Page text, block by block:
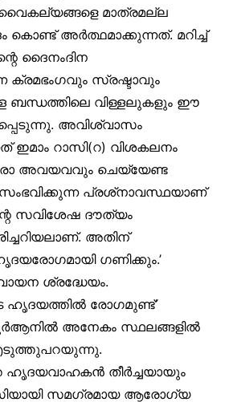
വൈകല്യങ്ങളെ മാത്രമല്ല
അർത്ഥമാക്കുന്നത്. മറിച്ച്
ദൈനംദിന
ക്രമഭംഗവും സ്രഷ്ടാവും
ബന്ധത്തിലെ വിള്ളലുകളും ഈ
അവിശ്വാസം
റാസി(റ) വിശകലനം
അവയവവും ചെയ്യേണ്ട
പ്രശ്‌നാവസ്ഥയാണ്
സവിശേഷ ദൗത്യം
അതിന്
ഗണിക്കും.’
ശ്രദ്ധേയം.
ഹൃദയത്തിൽ രോഗമുണ്ട്’
അനേകം സ്ഥലങ്ങളിൽ
ഹൃദയവാഹകൻ തീർച്ചയായും
സമഗ്രമായ ആരോഗ്യ